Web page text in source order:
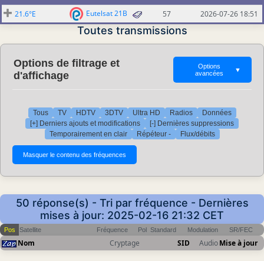
21.6°E
Eutelsat 21B 57 2026-07-26 18:51
Toutes transmissions
Options de filtrage et
d'affichage
Options
avancées
▼
Tous TV HDTV 3DTV Ultra HD Radios
Données
[+] Derniers ajouts et modifications
[-] Dernières suppressions
Temporairement en clair
Répéteur - Flux/débits
50 réponse(s) - Tri par fréquence - Dernières
mises à jour: 2025-02-16 21:32 CET
Pos Satellite Fréquence Pol Standard Modulation SR/FEC
Nom Cryptage SID AudioMise à jour